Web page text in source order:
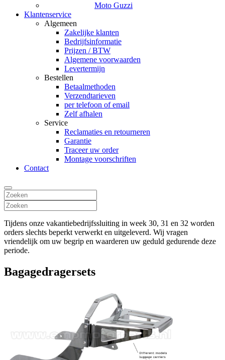
Moto Guzzi
Klantenservice
Algemeen
Zakelijke klanten
Bedrijfsinformatie
Prijzen / BTW
Algemene voorwaarden
Levertermijn
Bestellen
Betaalmethoden
Verzendtarieven
per telefoon of email
Zelf afhalen
Service
Reclamaties en retourneren
Garantie
Traceer uw order
Montage voorschriften
Contact
Tijdens onze vakantiebedrijfssluiting in week 30, 31 en 32 worden
orders slechts beperkt verwerkt en uitgeleverd. Wij vragen
vriendelijk om uw begrip en waarderen uw geduld gedurende deze
periode.
Bagagedragersets